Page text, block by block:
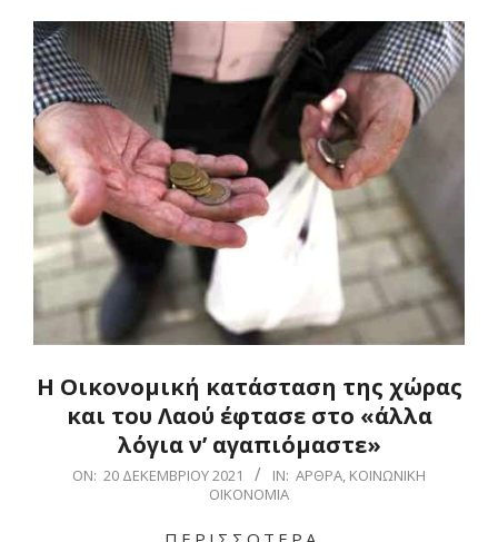
Η Οικονομική κατάσταση της χώρας
και του Λαού έφτασε στο «άλλα
λόγια ν’ αγαπιόμαστε»
2021-ON: 20 ΔΕΚΕΜΒΡΊΟΥ 2021 IN: ΆΡΘΡΑ, ΚΟΙΝΩΝΙΚΉ
ΟΙΚΟΝΟΜΊΑ